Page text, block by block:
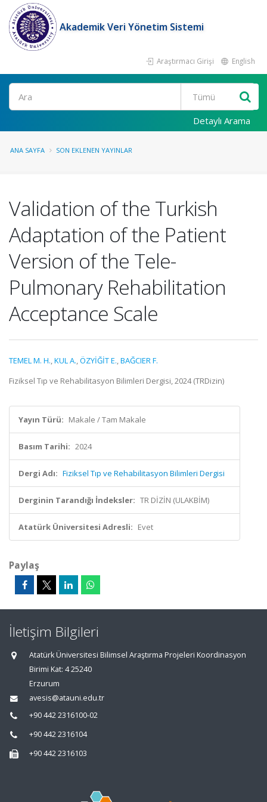
Akademik Veri Yönetim Sistemi
Araştırmacı Girişi English
Ara
Detaylı Arama
ANA SAYFA SON EKLENEN YAYINLAR
Validation of the Turkish
Adaptation of the Patient
Version of the Tele-
Pulmonary Rehabilitation
Acceptance Scale
TEMEL M. H.,KUL A.,ÖZYİĞİT E.,BAĞCIER F.
Fiziksel Tıp ve Rehabilitasyon Bilimleri Dergisi, 2024 (TRDizin)
Yayın Türü: Makale / Tam Makale
Basım Tarihi: 2024
Dergi Adı: Fiziksel Tıp ve Rehabilitasyon Bilimleri Dergisi
Derginin Tarandığı İndeksler: TR DİZİN (ULAKBİM)
Atatürk Üniversitesi Adresli: Evet
Paylaş
İletişim Bilgileri
Atatürk Üniversitesi Bilimsel Araştırma Projeleri Koordinasyon
Birimi Kat: 4 25240
Erzurum
avesis@atauni.edu.tr
+90 442 2316100-02
+90 442 2316104
+90 442 2316103